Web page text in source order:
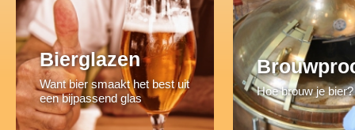
Bierglazen
Want bier smaakt het best uit
een bijpassend glas
Hoe brouw je bier?